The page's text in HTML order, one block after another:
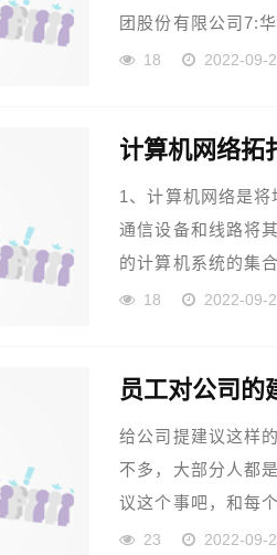
团股份有限公司7:
18 2022-09-
1、计算机网络是
通信设备和线路将
的计算机系统的集
18 2022-09-
给公司提建议这样
不多，大部分人都
议这个事吧，和每
23 2022-09-